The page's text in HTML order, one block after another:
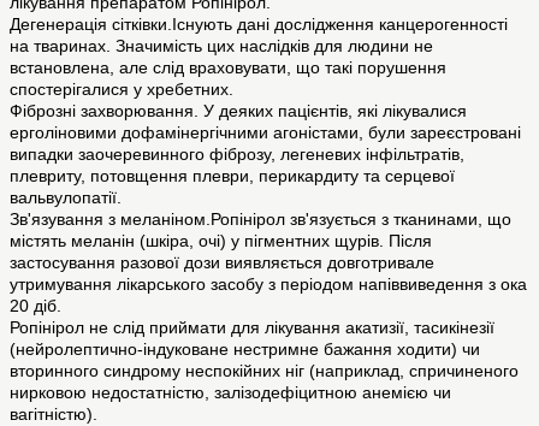
Дегенерація сітківки.Існують дані дослідження канцерогенності
на тваринах. Значимість цих наслідків для людини не
встановлена, але слід враховувати, що такі порушення
спостерігалися у хребетних.
Фіброзні захворювання. У деяких пацієнтів, які лікувалися
ерголіновими дофамінергічними агоністами, були зареєстровані
випадки заочеревинного фіброзу, легеневих інфільтратів,
плевриту, потовщення плеври, перикардиту та серцевої
вальвулопатії.
Зв'язування з меланіном.Ропінірол зв'язується з тканинами, що
містять меланін (шкіра, очі) у пігментних щурів. Після
застосування разової дози виявляється довготривале
утримування лікарського засобу з періодом напіввиведення з ока
20 діб.
Ропінірол не слід приймати для лікування акатизії, тасикінезії
(нейролептично-індуковане нестримне бажання ходити) чи
вторинного синдрому неспокійних ніг (наприклад, спричиненого
нирковою недостатністю, залізодефіцитною анемією чи
вагітністю).